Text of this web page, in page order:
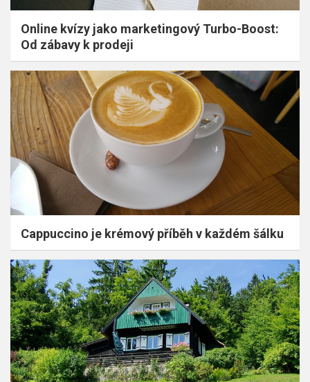
Online kvízy jako marketingový Turbo-Boost:
Od zábavy k prodeji
Cappuccino je krémový příběh v každém šálku